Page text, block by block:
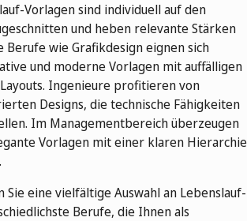
Vorlagen sind individuell auf den
und heben relevante Stärken
Berufe wie Grafikdesign eignen sich
und moderne Vorlagen mit auffälligen
Ingenieure profitieren von
Designs, die technische Fähigkeiten
Im Managementbereich überzeugen
Vorlagen mit einer klaren Hierarchie
Sie eine vielfältige Auswahl an Lebenslauf-
Berufe, die Ihnen als